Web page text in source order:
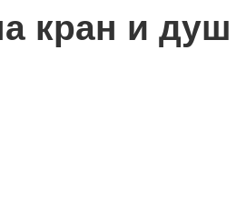
кран и душ